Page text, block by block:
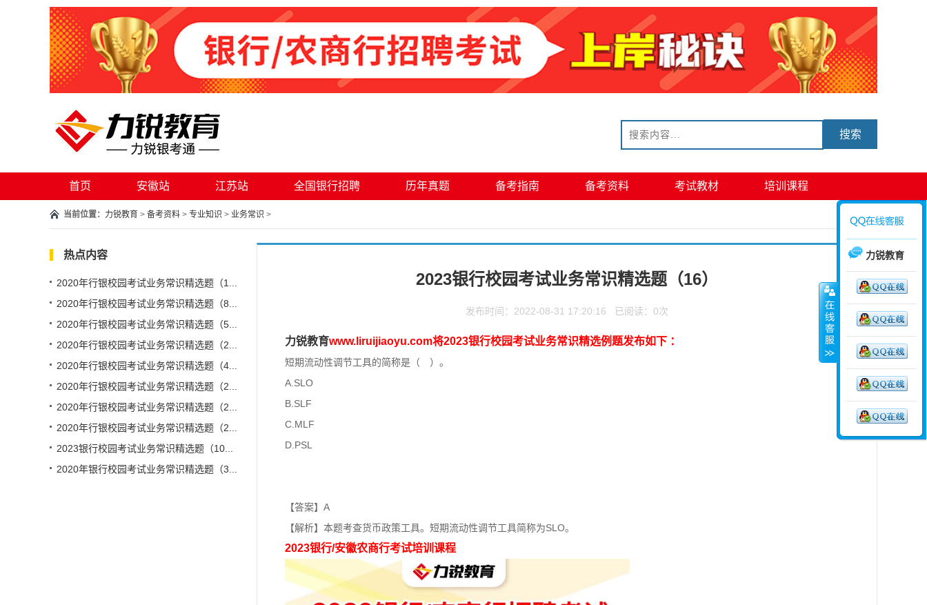
搜索
首页 安徽站 江苏站 全国银行招聘 历年真题 备考指南 备考资料 考试教材 培训课程
当前位置： 力锐教育 > 备考资料 > 专业知识 > 业务常识 >
热点内容
2020年行银校园考试业务常识精选题（1...
2020年行银校园考试业务常识精选题（8...
2020年行银校园考试业务常识精选题（5...
2020年行银校园考试业务常识精选题（2...
2020年行银校园考试业务常识精选题（4...
2020年行银校园考试业务常识精选题（2...
2020年行银校园考试业务常识精选题（2...
2020年行银校园考试业务常识精选题（2...
2023银行校园考试业务常识精选题（10...
2020年银行校园考试业务常识精选题（3...
2023银行校园考试业务常识精选题（16）
发布时间：2022-08-31 17:20:16 已阅读： 0次
力锐教育www.liruijiaoyu.com将2023银行校园考试业务常识精选例题发布如下 ：
短期流动性调节工具的简称是（ ）。
A.SLO
B.SLF
C.MLF
D.PSL
【答案】A
【解析】本题考查货币政策工具。短期流动性调节工具简称为SLO。
2023银行/安徽农商行考试培训课程
力锐教育